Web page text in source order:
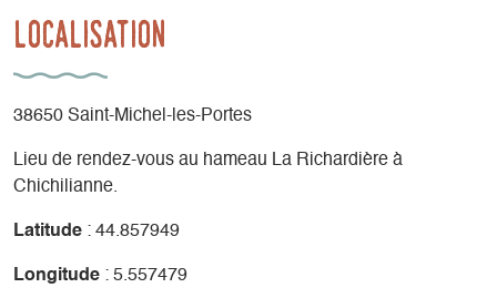
Localisation
38650 Saint-Michel-les-Portes
Lieu de rendez-vous au hameau La Richardière à
Chichilianne.
Latitude : 44.857949
Longitude : 5.557479